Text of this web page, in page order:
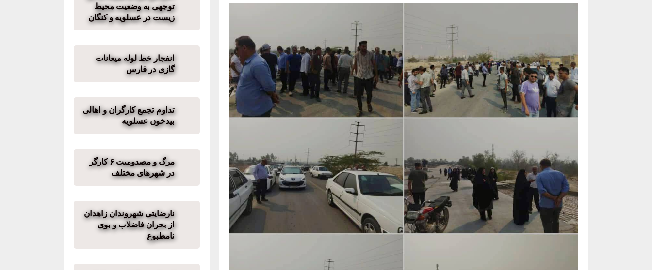
توجهی به وضعیت محیط
زیست در عسلویه و کنگان
انفجار خط لوله میعانات
گازی در فارس
تداوم تجمع کارگران و اهالی
بیدخون عسلویه
مرگ و مصدومیت ۶ کارگر
در شهرهای مختلف
نارضایتی شهروندان زاهدان
از بحران فاضلاب و بوی
نامطبوع